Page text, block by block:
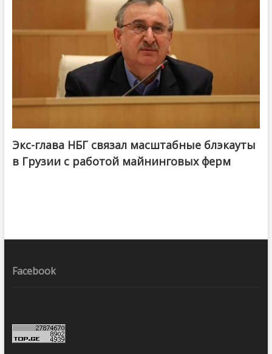
Экс-глава НБГ связал масштабные блэкауты
в Грузии с работой майнинговых ферм
Facebook